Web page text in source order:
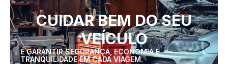
CUIDAR BEM DO SEU
VEÍCULO
É GARANTIR SEGURANÇA, ECONOMIA E
TRANQUILIDADE EM CADA VIAGEM.